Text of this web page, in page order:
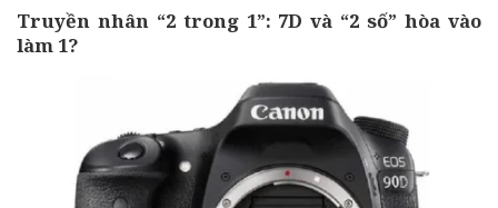
Truyền nhân “2 trong 1”: 7D và “2 số” hòa vào
làm 1?